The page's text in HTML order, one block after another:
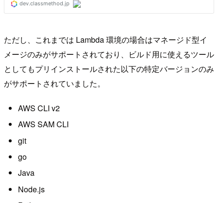
ただし、これまでは Lambda 環境の場合はマネージド型イ
メージのみがサポートされており、ビルド用に使えるツール
としてもプリインストールされた以下の特定バージョンのみ
がサポートされていました。
AWS CLI v2
AWS SAM CLI
git
go
Java
Node.js